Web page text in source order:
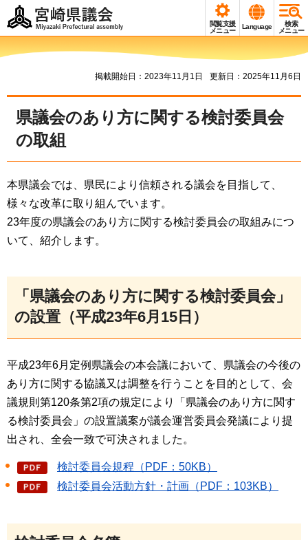
宮崎県議会
Miyazaki Prefectural
閲覧支援
メニュー
Language
検索
メニュー
掲載開始日：2023年11月1日 更新日：2025年11月6日
県議会のあり方に関する検討委員会
の取組
本県議会では、県民により信頼される議会を目指して、
様々な改革に取り組んでいます。
23年度の県議会のあり方に関する検討委員会の取組みにつ
いて、紹介します。
「県議会のあり方に関する検討委員会」
の設置（平成23年6月15日）
平成23年6月定例県議会の本会議において、県議会の今後の
あり方に関する協議又は調整を行うことを目的として、会
議規則第120条第2項の規定により「県議会のあり方に関す
る検討委員会」の設置議案が議会運営委員会発議により提
出され、全会一致で可決されました。
検討委員会規程（PDF：50KB）
検討委員会活動方針・計画（PDF：103KB）